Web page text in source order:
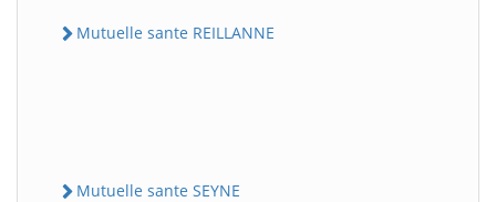
Mutuelle sante REILLANNE
Mutuelle sante SEYNE